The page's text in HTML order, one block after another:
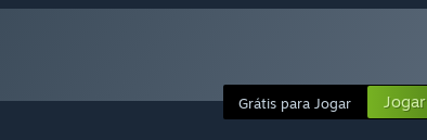
Grátis para Jogar Jogar